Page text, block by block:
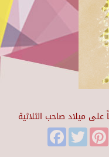
FacebookTwitter